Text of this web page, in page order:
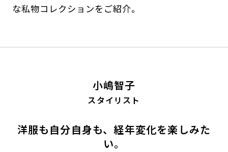
な私物コレクションをご紹介。
小嶋智子
スタイリスト
洋服も自分自身も、経年変化を楽しみた
い。